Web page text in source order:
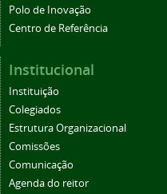
Polo de Inovação
Centro de Referência
Institucional
Instituição
Colegiados
Estrutura Organizacional
Comissões
Comunicação
Agenda do reitor